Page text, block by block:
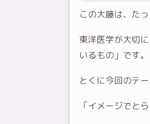
この大藤は、た
東洋医学が大切
いるもの」です。
とくに今回のテ
「イメージでと